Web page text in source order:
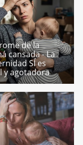
de la
cansada - La
SÍ es
y agotadora